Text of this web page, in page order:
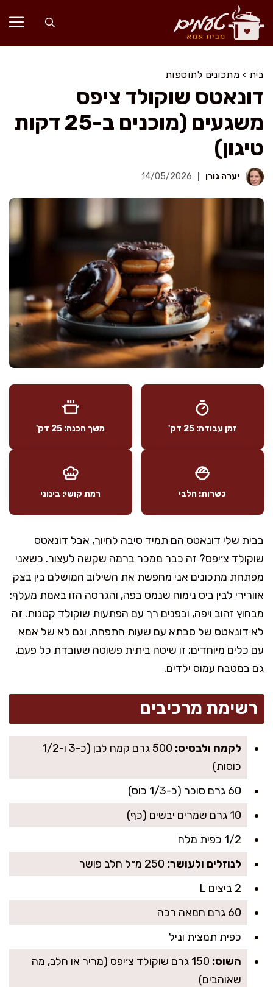
לדלג
לתוכן
בית › מתכונים לתוספות
דונאטס שוקולד ציפס
משגעים (מוכנים ב-25 דקות
טיגון)
יערה גורן 14/05/2026
זמן עבודה: 25 דק' משך הכנה: 25 דק'
כשרות: חלבי רמת קושי: בינוני
בבית שלי דונאטס הם תמיד סיבה לחיוך, אבל דונאטס
שוקולד צ׳יפס? זה כבר ממכר ברמה שקשה לעצור. כשאני
מפתחת מתכונים אני מחפשת את השילוב המושלם בין בצק
אוורירי לבין ביס נימוח שנמס בפה, והגרסה הזו באמת מעלף:
מבחוץ זהוב ויפה, ובפנים רך עם הפתעות שוקולד קטנות. זה
לא דונאטס של סבתא עם שעות התפחה, וגם לא של אמא
עם כלים מיוחדים; זו שיטה ביתית פשוטה שעובדת כל פעם,
גם במטבח עמוס ילדים.
רשימת מרכיבים
לקמח ולבסיס:
500 גרם קמח לבן (כ-3 ו-1/2
כוסות)
60 גרם סוכר (כ-1/3 כוס)
10 גרם שמרים יבשים (כף)
1/2 כפית מלח
לנוזלים ולעושר:
2 ביצים L
60 גרם חמאה רכה
כפית תמצית וניל
השוס:
150 גרם שוקולד צ׳יפס (מריר או חלב, מה
שאוהבים)